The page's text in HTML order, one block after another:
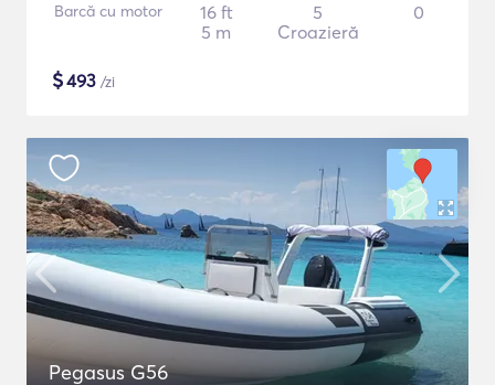
Barcă cu motor
16 ft
5 m
5
Croazieră
0
$493 /zi
Pegasus G56